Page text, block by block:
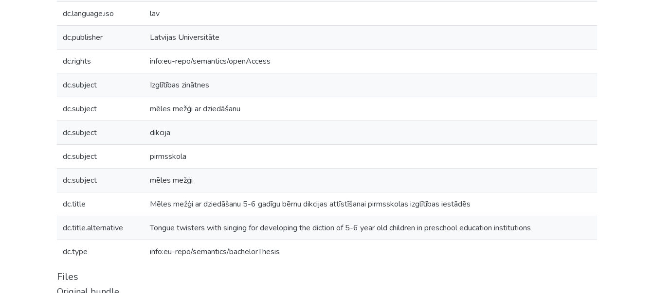
dc.language.iso lav
dc.publisher Latvijas Universitāte
dc.rights info:eu-repo/semantics/openAccess
dc.subject Izglītības zinātnes
dc.subject mēles mežģi ar dziedāšanu
dc.subject dikcija
dc.subject pirmsskola
dc.subject mēles mežģi
dc.title Mēles mežģi ar dziedāšanu 5-6 gadīgu bērnu dikcijas attīstīšanai pirmsskolas izglītības iestādēs
dc.title.alternative Tongue twisters with singing for developing the diction of 5-6 year old children in preschool education institutions
dc.type info:eu-repo/semantics/bachelorThesis
Files